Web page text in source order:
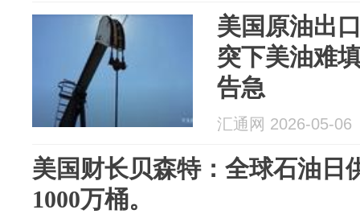
美国原油出
突下美油难
告急
汇通网 2026-05-06
美国财长贝森特：全球石油日
1000万桶。